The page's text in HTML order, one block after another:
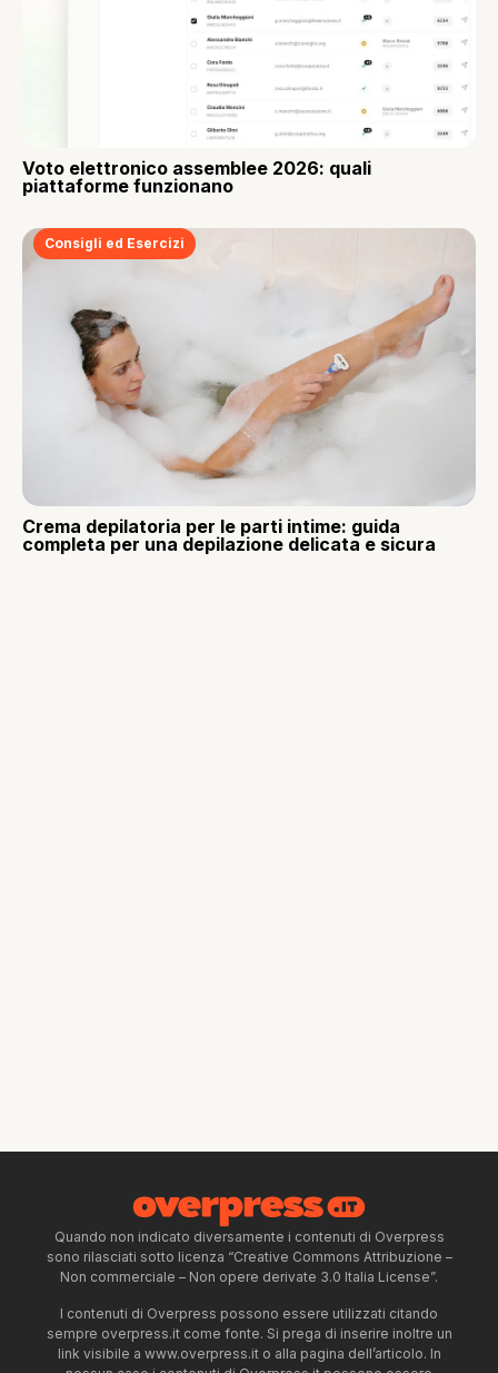
Voto elettronico assemblee 2026: quali
piattaforme funzionano
Consigli ed Esercizi
Crema depilatoria per le parti intime: guida
completa per una depilazione delicata e sicura
Quando non indicato diversamente i contenuti di Overpress
sono rilasciati sotto licenza “Creative Commons Attribuzione –
Non commerciale – Non opere derivate 3.0 Italia License”.
I contenuti di Overpress possono essere utilizzati citando
sempre overpress.it come fonte. Si prega di inserire inoltre un
link visibile a www.overpress.it o alla pagina dell’articolo. In